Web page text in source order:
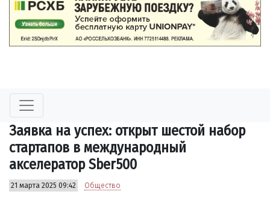
Заявка на успех: открыт шестой набор
стартапов в международный
акселератор Sber500
21 марта 2025 09:42 Общество